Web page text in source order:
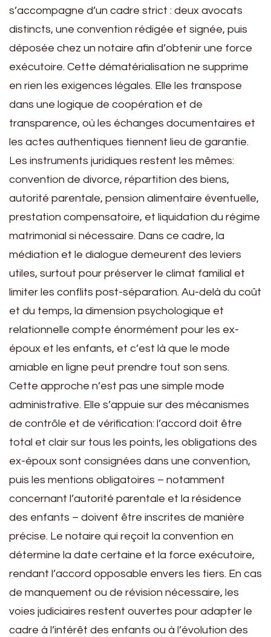
s’accompagne d’un cadre strict : deux avocats
distincts, une convention rédigée et signée, puis
déposée chez un notaire afin d’obtenir une force
exécutoire. Cette dématérialisation ne supprime
en rien les exigences légales. Elle les transpose
dans une logique de coopération et de
transparence, où les échanges documentaires et
les actes authentiques tiennent lieu de garantie.
Les instruments juridiques restent les mêmes:
convention de divorce, répartition des biens,
autorité parentale, pension alimentaire éventuelle,
prestation compensatoire, et liquidation du régime
matrimonial si nécessaire. Dans ce cadre, la
médiation et le dialogue demeurent des leviers
utiles, surtout pour préserver le climat familial et
limiter les conflits post-séparation. Au-delà du coût
et du temps, la dimension psychologique et
relationnelle compte énormément pour les ex-
époux et les enfants, et c’est là que le mode
amiable en ligne peut prendre tout son sens.
Cette approche n’est pas une simple mode
administrative. Elle s’appuie sur des mécanismes
de contrôle et de vérification: l’accord doit être
total et clair sur tous les points, les obligations des
ex-époux sont consignées dans une convention,
puis les mentions obligatoires – notamment
concernant l’autorité parentale et la résidence
des enfants – doivent être inscrites de manière
précise. Le notaire qui reçoit la convention en
détermine la date certaine et la force exécutoire,
rendant l’accord opposable envers les tiers. En cas
de manquement ou de révision nécessaire, les
voies judiciaires restent ouvertes pour adapter le
cadre à l’intérêt des enfants ou à l’évolution des